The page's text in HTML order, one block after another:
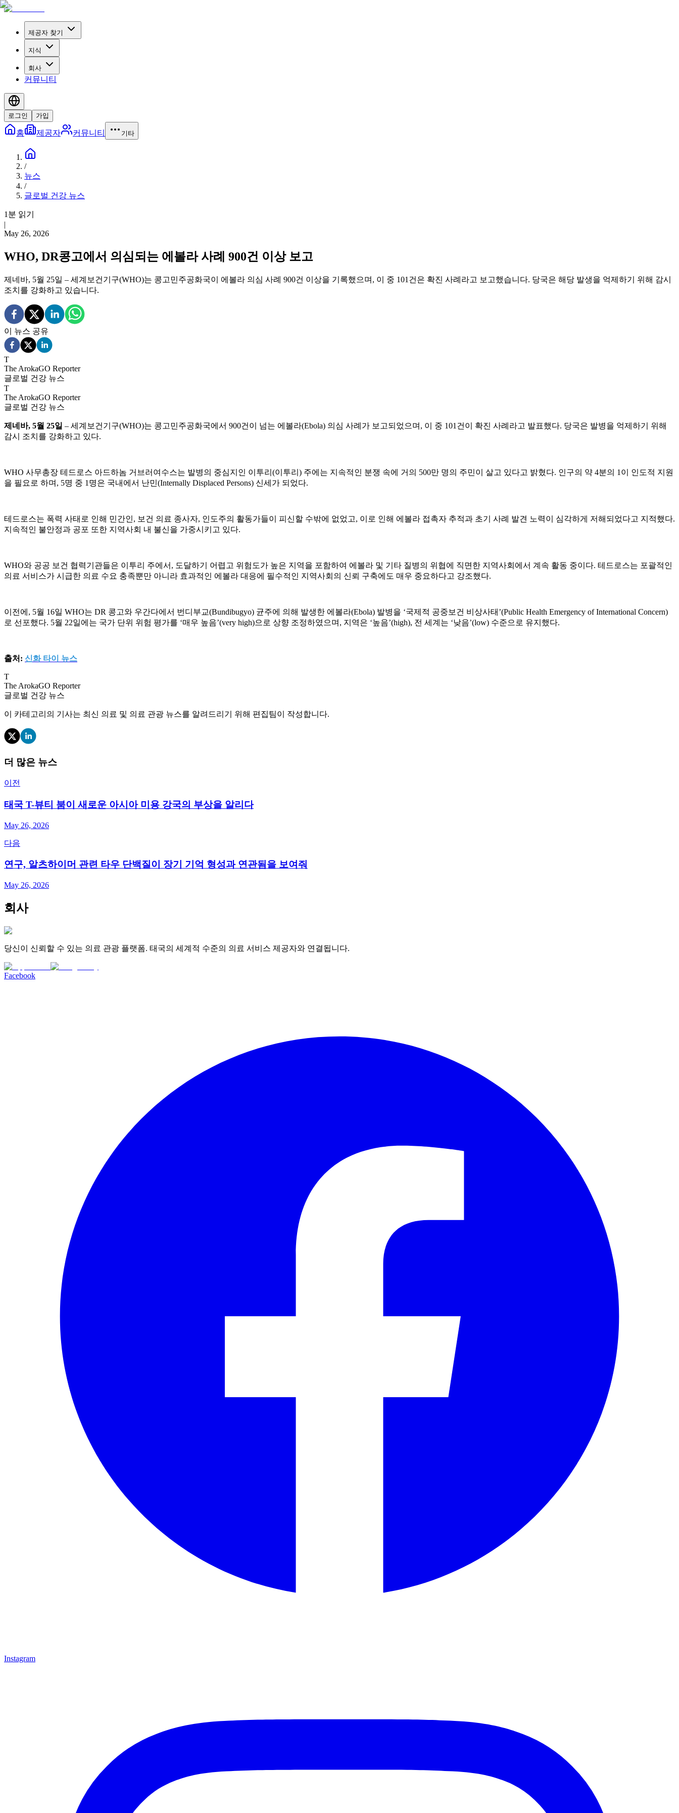
제공자 찾기
지식
회사
커뮤니티
로그인 가입
홈 제공자 커뮤니티 기타
/
뉴스
/
글로벌 건강 뉴스
1분 읽기
|
May 26, 2026
WHO, DR콩고에서 의심되는 에볼라 사례 900건 이상 보고
제네바, 5월 25일 – 세계보건기구(WHO)는 콩고민주공화국이 에볼라 의심 사례 900건 이상을 기록했으며, 이 중 101건은 확진 사례라고 보고했습니다. 당국은 해당 발생을 억제하기 위해 감시
조치를 강화하고 있습니다.
이 뉴스 공유
T
The ArokaGO Reporter
글로벌 건강 뉴스
T
The ArokaGO Reporter
글로벌 건강 뉴스
제네바, 5월 25일 – 세계보건기구(WHO)는 콩고민주공화국에서 900건이 넘는 에볼라(Ebola) 의심 사례가 보고되었으며, 이 중 101건이 확진 사례라고 발표했다. 당국은 발병을 억제하기 위해
감시 조치를 강화하고 있다.
WHO 사무총장 테드로스 아드하놈 거브러여수스는 발병의 중심지인 이투리(이투리) 주에는 지속적인 분쟁 속에 거의 500만 명의 주민이 살고 있다고 밝혔다. 인구의 약 4분의 1이 인도적 지원
을 필요로 하며, 5명 중 1명은 국내에서 난민(Internally Displaced Persons) 신세가 되었다.
테드로스는 폭력 사태로 인해 민간인, 보건 의료 종사자, 인도주의 활동가들이 피신할 수밖에 없었고, 이로 인해 에볼라 접촉자 추적과 초기 사례 발견 노력이 심각하게 저해되었다고 지적했다.
지속적인 불안정과 공포 또한 지역사회 내 불신을 가중시키고 있다.
WHO와 공공 보건 협력기관들은 이투리 주에서, 도달하기 어렵고 위험도가 높은 지역을 포함하여 에볼라 및 기타 질병의 위협에 직면한 지역사회에서 계속 활동 중이다. 테드로스는 포괄적인
의료 서비스가 시급한 의료 수요 충족뿐만 아니라 효과적인 에볼라 대응에 필수적인 지역사회의 신뢰 구축에도 매우 중요하다고 강조했다.
이전에, 5월 16일 WHO는 DR 콩고와 우간다에서 번디부교(Bundibugyo) 균주에 의해 발생한 에볼라(Ebola) 발병을 ‘국제적 공중보건 비상사태’(Public Health Emergency of International Concern)
로 선포했다. 5월 22일에는 국가 단위 위험 평가를 ‘매우 높음’(very high)으로 상향 조정하였으며, 지역은 ‘높음’(high), 전 세계는 ‘낮음’(low) 수준으로 유지했다.
출처: 신화 타이 뉴스
T
The ArokaGO Reporter
글로벌 건강 뉴스
이 카테고리의 기사는 최신 의료 및 의료 관광 뉴스를 알려드리기 위해 편집팀이 작성합니다.
더 많은 뉴스
이전
태국 T-뷰티 붐이 새로운 아시아 미용 강국의 부상을 알리다
May 26, 2026
다음
연구, 알츠하이머 관련 타우 단백질이 장기 기억 형성과 연관됨을 보여줘
May 26, 2026
회사
당신이 신뢰할 수 있는 의료 관광 플랫폼. 태국의 세계적 수준의 의료 서비스 제공자와 연결됩니다.
Facebook
Instagram